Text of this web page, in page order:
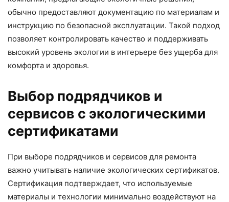
обычно предоставляют документацию по материалам и
инструкцию по безопасной эксплуатации. Такой подход
позволяет контролировать качество и поддерживать
высокий уровень экологии в интерьере без ущерба для
комфорта и здоровья.
Выбор подрядчиков и
сервисов с экологическими
сертификатами
При выборе подрядчиков и сервисов для ремонта
важно учитывать наличие экологических сертификатов.
Сертификация подтверждает, что используемые
материалы и технологии минимально воздействуют на